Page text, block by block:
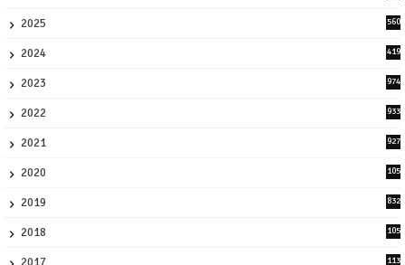
2025
560
2024
419
2023
974
2022
933
2021
927
2020
105
2019
832
2018
105
113